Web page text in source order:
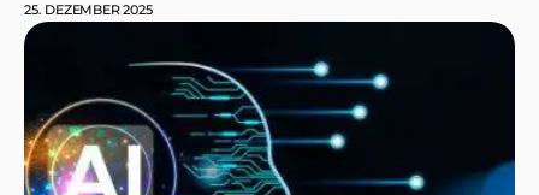
25. DEZEMBER 2025